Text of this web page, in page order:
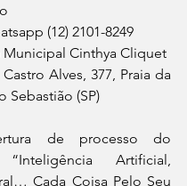
(12) 2101-8249
Municipal Cinthya Cliquet
Castro Alves, 377, Praia da
Sebastião (SP)
de processo do
Artificial,
Cada Coisa Pelo Seu